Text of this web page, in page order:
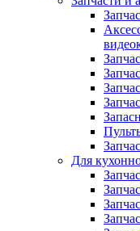
Для